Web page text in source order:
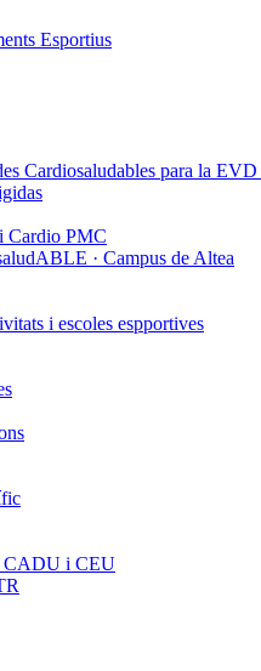
Esportius
Cardiosaludables para la
Cardio PMC
· Campus de Altea
i escoles espportives
CADU i CEU